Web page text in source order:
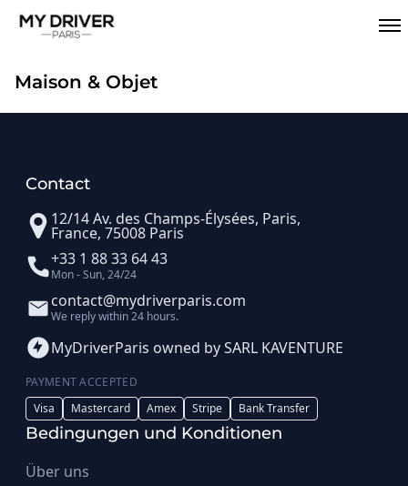
Maison & Objet
Contact
12/14 Av. des Champs-Élysées, Paris,
France, 75008 Paris
+33 1 88 33 64 43
Mon - Sun, 24/24
contact@mydriverparis.com
We reply within 24 hours.
MyDriverParis owned by SARL KAVENTURE
PAYMENT ACCEPTED
Visa
Mastercard Amex Stripe Bank Transfer
Bedingungen und Konditionen
Über uns